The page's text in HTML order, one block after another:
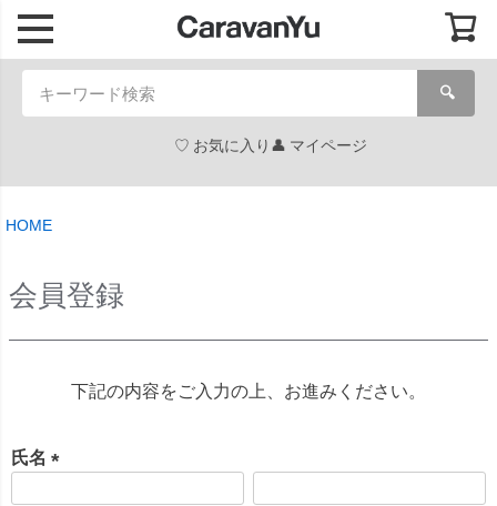
🔍
お気に入り マイページ
HOME
会員登録
下記の内容をご入力の上、お進みください。
氏名